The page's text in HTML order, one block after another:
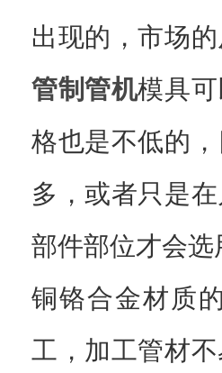
出现的，市场
管制管机模具
格也是不低的
多，或者只是
部件部位才会
铜铬合金材质的
工，加工管材